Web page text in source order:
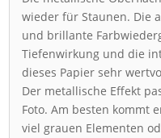
wieder für Staunen. Die
und brillante
Tiefenwirkung und die
dieses Papier sehr
Der metallische Effekt
Foto. Am besten kommt
viel grauen Elementen